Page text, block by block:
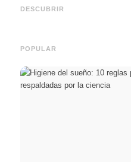
DESCUBRIR
y el camino directo hacia la
POPULAR